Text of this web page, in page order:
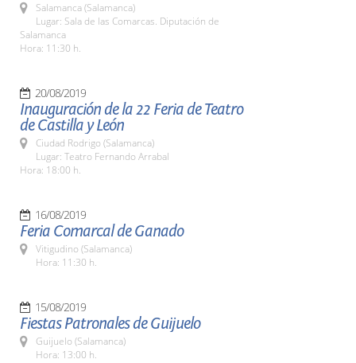
Salamanca (Salamanca)
Lugar: Sala de las Comarcas. Diputación de
Salamanca
Hora: 11:30 h.
20/08/2019
Inauguración de la 22 Feria de Teatro
de Castilla y León
Ciudad Rodrigo (Salamanca)
Lugar: Teatro Fernando Arrabal
Hora: 18:00 h.
16/08/2019
Feria Comarcal de Ganado
Vitigudino (Salamanca)
Hora: 11:30 h.
15/08/2019
Fiestas Patronales de Guijuelo
Guijuelo (Salamanca)
Hora: 13:00 h.